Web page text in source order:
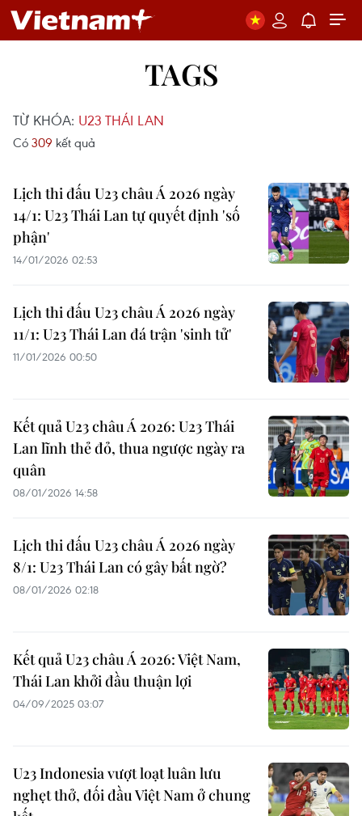
TAGS
TỪ KHÓA: U23 THÁI LAN
Có 309 kết quả
Lịch thi đấu U23 châu Á 2026 ngày
14/1: U23 Thái Lan tự quyết định 'số
phận'
14/01/2026 02:53
Lịch thi đấu U23 châu Á 2026 ngày
11/1: U23 Thái Lan đá trận 'sinh tử'
11/01/2026 00:50
Kết quả U23 châu Á 2026: U23 Thái
Lan lĩnh thẻ đỏ, thua ngược ngày ra
quân
08/01/2026 14:58
Lịch thi đấu U23 châu Á 2026 ngày
8/1: U23 Thái Lan có gây bất ngờ?
08/01/2026 02:18
Kết quả U23 châu Á 2026: Việt Nam,
Thái Lan khởi đầu thuận lợi
04/09/2025 03:07
U23 Indonesia vượt loạt luân lưu
nghẹt thở, đối đầu Việt Nam ở chung